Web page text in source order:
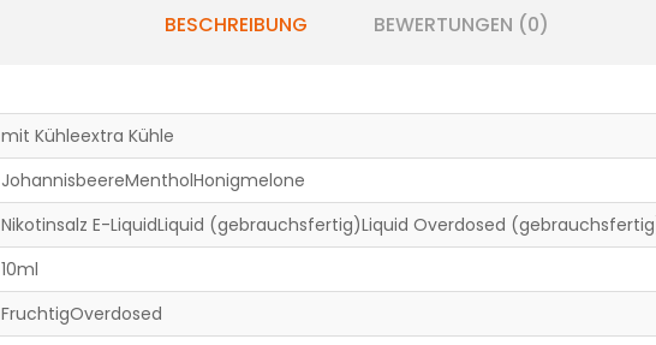
BESCHREIBUNG BEWERTUNGEN (0)
mit Kühleextra Kühle
JohannisbeereMentholHonigmelone
Nikotinsalz E-LiquidLiquid (gebrauchsfertig)Liquid Overdosed
10ml
FruchtigOverdosed